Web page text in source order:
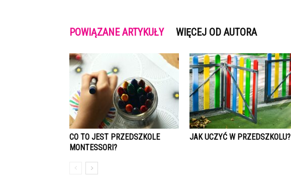
POWIĄZANE ARTYKUŁY WIĘCEJ OD AUTORA
CO TO JEST PRZEDSZKOLE
MONTESSORI?
JAK UCZYĆ W PRZEDSZKOLU?